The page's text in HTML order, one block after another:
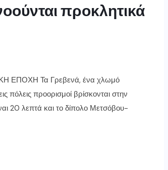
προκλητικά
ΕΠΟΧΗ Τα Γρεβενά, ένα χλωμό
πόλεις προορισμοί βρίσκονται στην
20 λεπτά και το δίπολο Μετσόβου-